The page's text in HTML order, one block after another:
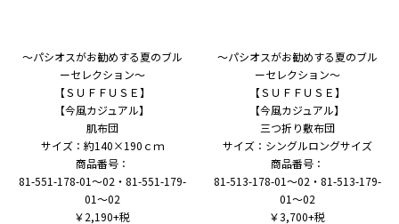
～パシオスがお勧めする夏のブル
ーセレクション～
【ＳＵＦＦＵＳＥ】
【今風カジュアル】
肌布団
サイズ：約140×190ｃｍ
商品番号：
81-551-178-01～02・81-551-179-
01～02
￥2,190+税
～パシオスがお勧めする夏のブル
ーセレクション～
【ＳＵＦＦＵＳＥ】
【今風カジュアル】
三つ折り敷布団
サイズ：シングルロングサイズ
商品番号：
81-513-178-01～02・81-513-179-
01～02
￥3,700+税